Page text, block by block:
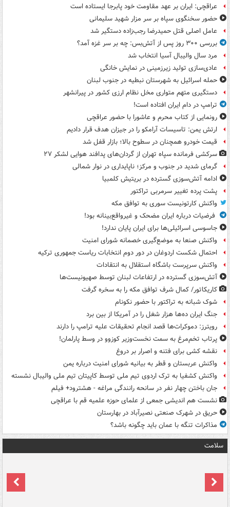
عراقچی: ایران بر عهد مقاومت خود پابرجا ایستاده است
حضور سخنگوی سپاه بر سر مزار شهید سلیمانی
عامل اصلی قتل حمیدرضا رجب‌زاده دستگیر شد
بررسی ۳۰۰ روز پس از آتش‌بس: چه بر سر غزه آمد؟
مرد سال والیبال آسیا انتخاب شد
عادی‌سازی تولید زیرزمینی در نمایش خانگی
حمله اسرائیل به شهرستان نبطیه در جنوب لبنان
دستگیری متهم متواری مخل نظام ارزی کشور در پیرانشهر
ترامپ در دام ایران افتاده است!
رونمایی از کتاب محرم و عاشورا با حضور عراقچی
ارتش یمن: تاسیسات آرامکو را در جیزان هدف قرار دادیم
قیمت خودرو همچنان در سطوح بالا؛ بازار قفل شد
سرکشی فرمانده سپاه تهران از گردان‌های پدافند هوایی لشکر ۲۷
گرمای شدید در جنوب و مرکز؛ ناپایداری در نوار شمالی
ادامه آتش‌سوزی گسترده در بریتیش کلمبیا
پشت پرده تغییر سرمربی تراکتور
واکنش کارتونیست سوری به توافق مکه
فرضیات درباره ایران مضحک و غیرواقع‌بینانه بود!
جاسوسی اسرائیلی‌ها برای ایران پایان ندارد!
واکنش صنعا به موضع‌گیری خصمانه شورای امنیت
احتمال شکست اردوغان در دور دوم انتخابات ریاست جمهوری ترکیه
واکنش سرپرست باشگاه استقلال به انتقادات
آتش‌سوزی گسترده در ارتفاعات لبنان توسط صهیونیست‌ها
کاریکاتور/ کمال شرف توافق مکه را به سخره گرفت
شوک شبانه به تراکتور با حضور نکونام
جنگ ایران ده‌ها هزار شغل را در آمریکا از بین برد
رویترز: دموکرات‌ها قصد انجام تحقیقات علیه ترامپ را دارند
پرتاب تخم‌مرغ به سمت نخست‌وزیر کوزوو در وسط پارلمان!
نقشه کشی برای فتنه و اصرار بر دروغ
واکنش عربستان و قطر به بیانیه شورای امنیت درباره یمن
واکنش کشفیا به ترک اردوی تیم ملی توسط کاپیتان تیم ملی والیبال نشسته
جان باختن چهار نفر در سانحه رانندگی مراغه - هشترود+ فیلم
نشست هم اندیشی جمعی از علمای حوزه علمیه قم با عراقچی
حریق در شهرک صنعتی نصیرآباد در بهارستان
مذاکرات تنگه با عمان باید چگونه باشد؟
سلامت